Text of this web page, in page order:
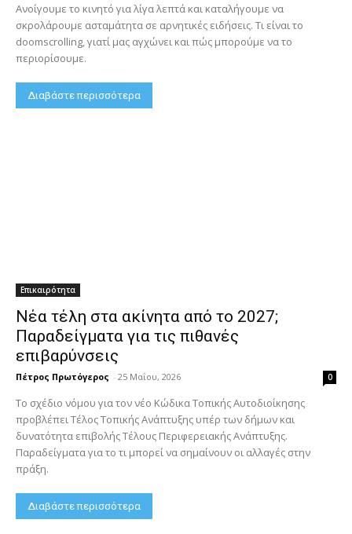
Ανοίγουμε το κινητό για λίγα λεπτά και καταλήγουμε να
σκρολάρουμε ασταμάτητα σε αρνητικές ειδήσεις. Τι είναι το
doomscrolling, γιατί μας αγχώνει και πώς μπορούμε να το
περιορίσουμε.
Διαβάστε περισσότερα
Επικαιρότητα
Νέα τέλη στα ακίνητα από το 2027;
Παραδείγματα για τις πιθανές
επιβαρύνσεις
Πέτρος Πρωτόγερος - 25 Μαΐου, 2026 0
Το σχέδιο νόμου για τον νέο Κώδικα Τοπικής Αυτοδιοίκησης
προβλέπει Τέλος Τοπικής Ανάπτυξης υπέρ των δήμων και
δυνατότητα επιβολής Τέλους Περιφερειακής Ανάπτυξης.
Παραδείγματα για το τι μπορεί να σημαίνουν οι αλλαγές στην
πράξη.
Διαβάστε περισσότερα